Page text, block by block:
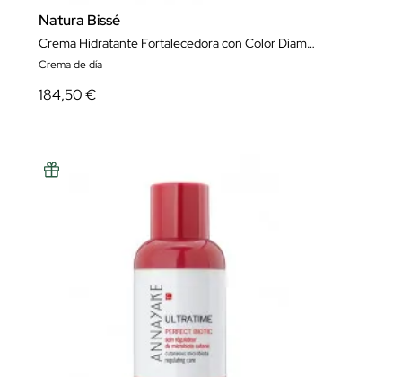
Natura Bissé
Crema Hidratante Fortalecedora con Color Diamond Cocoon Sheer Cream SPF 30 Pa++ 50 ml
Crema de día
184,50 €